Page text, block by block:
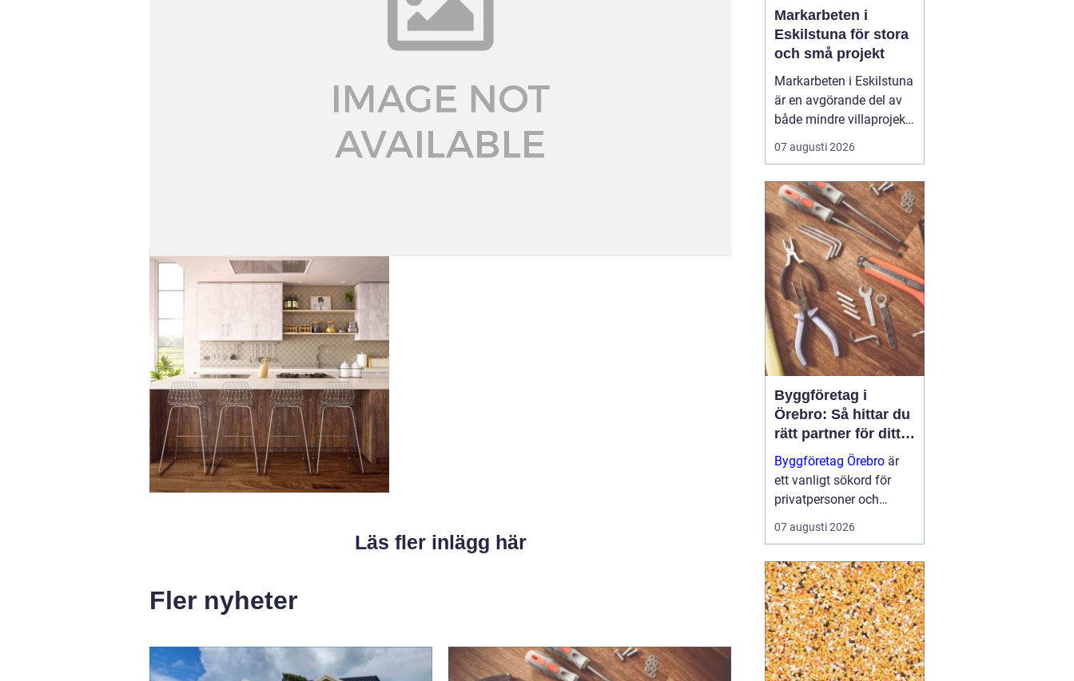
Läs fler inlägg här
Fler nyheter
Markarbeten i
Eskilstuna för stora
och små projekt
Markarbeten i Eskilstuna
är en avgörande del av
både mindre villaprojekt
och större
byggsatsningar, och rätt
en stabil grund för allt
som ska byggas
ovanpå. När marken
förbere...
07 augusti 2026
Byggföretag i
Örebro: Så hittar du
rätt partner för ditt
projekt
Byggföretag Örebro är
ett vanligt sökord för
privatpersoner och
företag som planerar att
bygga nytt, renovera eller
huset. Många vill ha en
trygg by...
07 augusti 2026